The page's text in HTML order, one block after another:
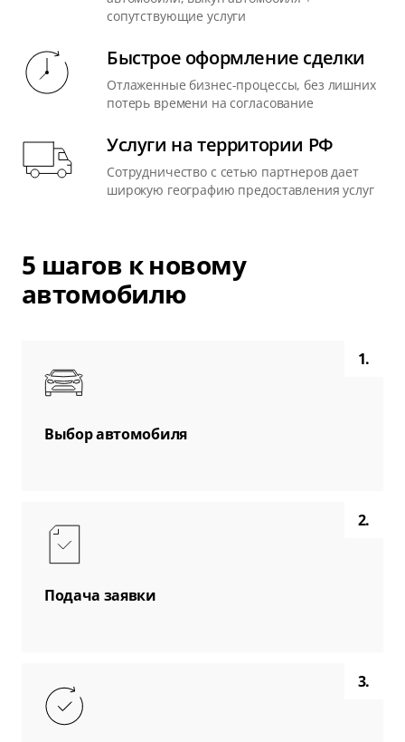
сопутствующие услуги
Быстрое оформление сделки
Отлаженные бизнес-процессы, без лишних
потерь времени на согласование
Услуги на территории РФ
Сотрудничество с сетью партнеров дает
широкую географию предоставления услуг
5 шагов к новому
автомобилю
1.
Выбор автомобиля
2.
Подача заявки
3.